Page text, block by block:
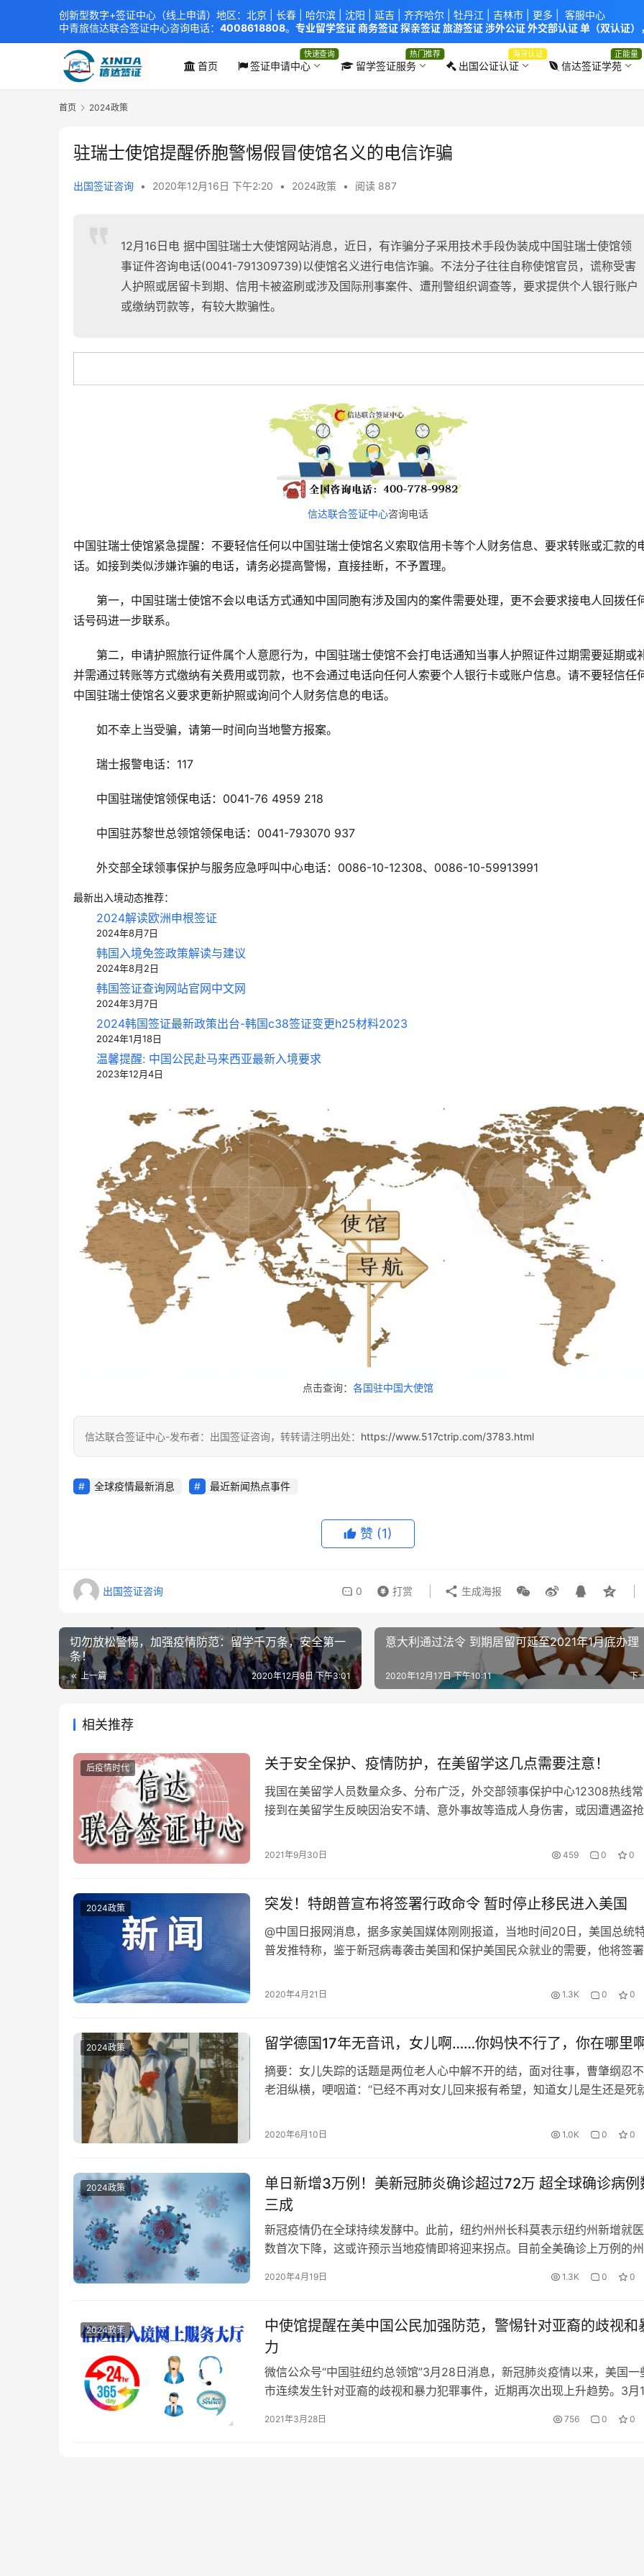
首页 签证申请中心
快速查询
留学签证服务
热门推荐
出国公证认证
海牙认证
信达签证学苑
正能量
首页 2024政策
驻瑞士使馆提醒侨胞警惕假冒使馆名义的电信诈骗
出国签证咨询 • 2020年12月16日 下午2:20 • 2024政策 • 阅读 887
12月16日电 据中国驻瑞士大使馆网站消息，近日，有诈骗分子采用技术手段伪装成中国驻瑞士使馆领
事证件咨询电话(0041-791309739)以使馆名义进行电信诈骗。不法分子往往自称使馆官员，谎称受害
人护照或居留卡到期、信用卡被盗刷或涉及国际刑事案件、遭刑警组织调查等，要求提供个人银行账户
或缴纳罚款等，有较大欺骗性。
信达联合签证中心咨询电话
中国驻瑞士使馆紧急提醒：不要轻信任何以中国驻瑞士使馆名义索取信用卡等个人财务信息、要求转账或汇款的
话。如接到类似涉嫌诈骗的电话，请务必提高警惕，直接挂断，不予置理。
第一，中国驻瑞士使馆不会以电话方式通知中国同胞有涉及国内的案件需要处理，更不会要求接电人回拨任
话号码进一步联系。
第二，申请护照旅行证件属个人意愿行为，中国驻瑞士使馆不会打电话通知当事人护照证件过期需要延期或
并需通过转账等方式缴纳有关费用或罚款，也不会通过电话向任何人索要个人银行卡或账户信息。请不要轻信任
中国驻瑞士使馆名义要求更新护照或询问个人财务信息的电话。
如不幸上当受骗，请第一时间向当地警方报案。
瑞士报警电话：117
中国驻瑞使馆领保电话：0041-76 4959 218
中国驻苏黎世总领馆领保电话：0041-793070 937
外交部全球领事保护与服务应急呼叫中心电话：0086-10-12308、0086-10-59913991
最新出入境动态推荐：
2024解读欧洲申根签证
2024年8月7日
韩国入境免签政策解读与建议
2024年8月2日
韩国签证查询网站官网中文网
2024年3月7日
2024韩国签证最新政策出台-韩国c38签证变更h25材料2023
2024年1月18日
温馨提醒: 中国公民赴马来西亚最新入境要求
2023年12月4日
点击查询： 各国驻中国大使馆
信达联合签证中心-发布者：出国签证咨询，转转请注明出处： https://www.517ctrip.com/3783.html
全球疫情最新消息 最近新闻热点事件
赞 (1)
出国签证咨询 0 打赏 生成海报
切勿放松警惕，加强疫情防范：留学千万条，安全第一
条！
上一篇 2020年12月8日 下午3:01
意大利通过法令 到期居留可延至2021年1月底办理
下
2020年12月17日 下午10:11
相关推荐
后疫情时代 关于安全保护、疫情防护，在美留学这几点需要注意！
我国在美留学人员数量众多、分布广泛，外交部领事保护中心12308热线
接到在美留学生反映因治安不靖、意外事故等造成人身伤害，或因遭遇盗抢
将和大家分享一些预防应对之道。 中国驻纽约总领馆领侨处领事 殷民俊 海
2021年9月30日 459 0 0
2024政策 突发！特朗普宣布将签署行政命令 暂时停止移民进入美国
@中国日报网消息，据多家美国媒体刚刚报道，当地时间20日，美国总统
普发推特称，鉴于新冠病毒袭击美国和保护美国民众就业的需要，他将签署
署行政命令暂时叫停移民入美 热点推荐：
2020年4月21日 1.3K 0 0
2024政策 留学德国17年无音讯，女儿啊……你妈快不行了，你在哪里啊
摘要：女儿失踪的话题是两位老人心中解不开的结，面对往事，曹肇纲忍
老泪纵横，哽咽道：“已经不再对女儿回来报有希望，知道女儿是生还是死
究竟在哪里呢？我们有生之年就想知道你还活着吗？”旅顺口区长城街道曹
2020年6月10日 1.0K 0 0
2024政策
单日新增3万例！美新冠肺炎确诊超过72万 超全球确诊病例
三成
新冠疫情仍在全球持续发酵中。此前，纽约州州长科莫表示纽约州新增就
数首次下降，这或许预示当地疫情即将迎来拐点。目前全美确诊上万例的州
计2317759例，累计死亡近16万例，共计159510例。 新冠疫情仍在全球
2020年4月19日 1.3K 0 0
2024政策
中使馆提醒在美中国公民加强防范，警惕针对亚裔的歧视和
力
微信公众号“中国驻纽约总领馆”3月28日消息，新冠肺炎疫情以来，美国一
市连续发生针对亚裔的歧视和暴力犯罪事件，近期再次出现上升趋势。3月
裔女性，包括1名华人、1名中国公民。3月20日，美国多地举行了主题为“
2021年3月28日 756 0 0
中青旅信达联合签证中心
客户咨询服务台
创新型数字+签证中心（线上申请）地区：北京 | 长春 哈尔滨 沈阳 延吉 | 齐齐哈尔 | 牡丹江 吉林市 | 更多 | 客服中心
中青旅信达联合签证中心咨询电话： 4008618808。 专业留学签证 商务签证 探亲签证 旅游签证 涉外公证 外交部认证 单（双认证
xindavisa01 免责声明：本站非政府网站，不隶属于大使馆！提供服务机构：信达出入境服务有限公司/中青国际旅行社有限公司.
外交部认证 单（双认证），海牙认证。